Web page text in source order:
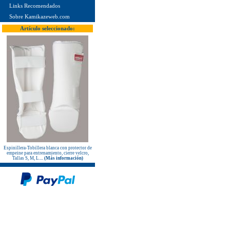
KOBUDO: La línea de productos
para expertos!
Nuevo karategui Kamikaze NEW
LIFE SHIHAN
¡Nueva Camiseta KAMIKAZE
especial Vintage Edition since 1987
- 35º Aniversario!
¡Nuevos Paos de golpeo PX
PROFESSIONAL XPERIENCE,
rojo-negro-blanco, de piel auténtica!
Protectores de pie KAMIKAZE
sueltos, homologados RFEK
¡Nuevas protecciones Kamikaze
Homologadas RFEK!
¡Nuevo Protector Femenino Karate
Shureido BodyGuard Ultra
Lightweight, WKF Approved!
¡Nuevo libro "ALL JAPAN
KARATEDO SHOTOKAN TOKUI
KATA vol.2" Federación Japonesa
de Karate!
¡Nuevo TONFA CUADRADO
KAMIKAZE PROFESSIONAL
¡Nuevo libro "SHOTOKAN
KARATE-DO KATA Encyclopédie
Kase-ha" por el maestro Taiji
Links Recomendados
Sobre Kamikazeweb.com
Artículo seleccionado:
Espinillera-Tobillera blanca con protector de
empeine para entrenamiento, cierre velcro,
Tallas S, M, L.... (Más información)